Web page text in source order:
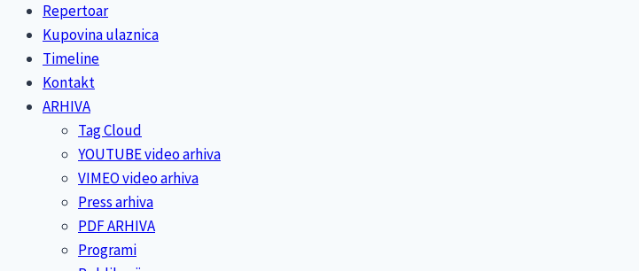
Repertoar
Kupovina ulaznica
Timeline
Kontakt
ARHIVA
Tag Cloud
YOUTUBE video arhiva
VIMEO video arhiva
Press arhiva
PDF ARHIVA
Programi